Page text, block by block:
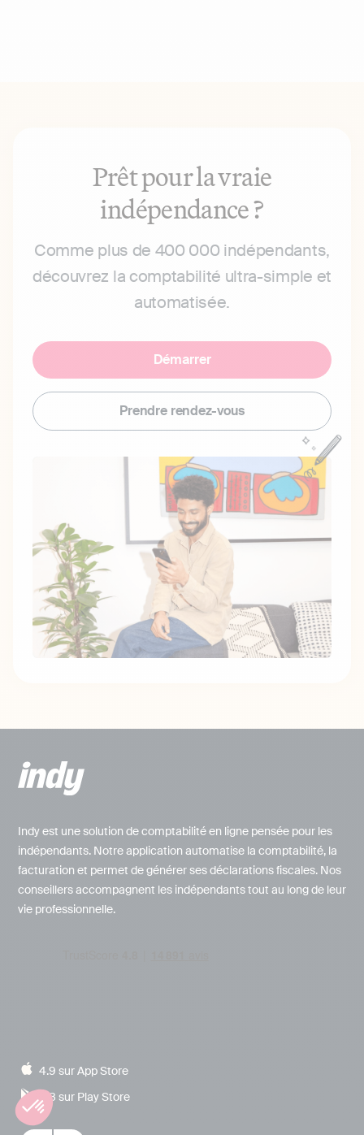
Prêt pour la vraie
indépendance ?
Comme plus de 400 000 indépendants,
découvrez la comptabilité ultra-simple et
automatisée.
Démarrer
Prendre rendez-vous
Indy est une solution de comptabilité en ligne pensée pour les
indépendants. Notre application automatise la comptabilité, la
facturation et permet de générer ses déclarations fiscales. Nos
conseillers accompagnent les indépendants tout au long de leur
vie professionnelle.
4.9 sur App Store
4.8 sur Play Store